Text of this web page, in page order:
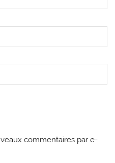
commentaires par e-